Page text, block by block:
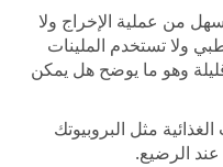
من عملية الإخراج ولا
ولا تستخدم الملينات
وهو ما يوضح هل يمكن
مثل البروبيوتك
الرضيع.